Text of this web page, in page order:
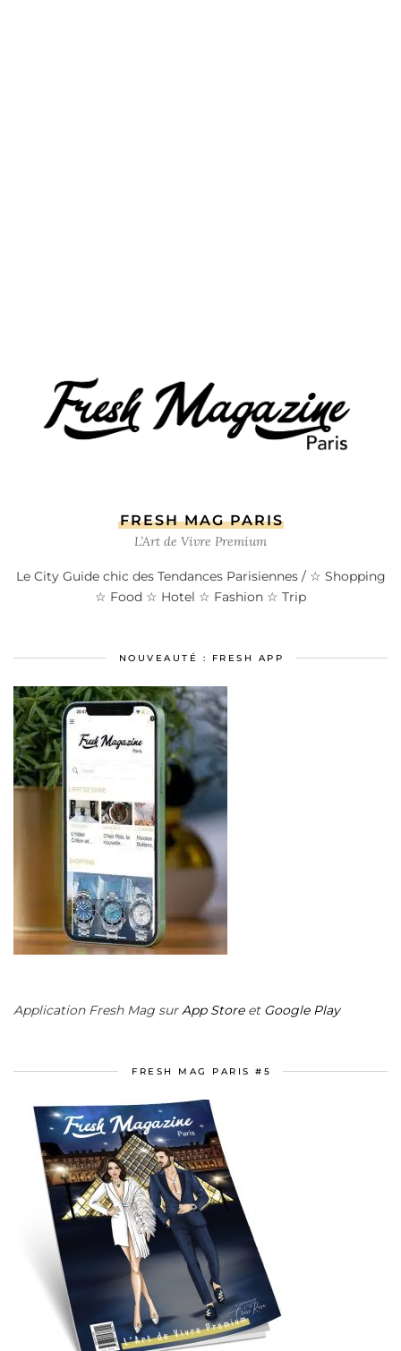
FRESH MAG PARIS
L’Art de Vivre Premium
Le City Guide chic des Tendances Parisiennes / ☆ Shopping
☆ Food ☆ Hotel ☆ Fashion ☆ Trip
NOUVEAUTÉ : FRESH APP
Application Fresh Mag surApp Storeet Google Play
FRESH MAG PARIS #5